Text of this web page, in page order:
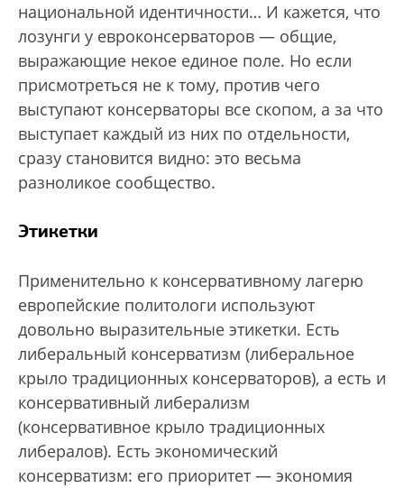
национальной идентичности… И кажется, что
лозунги у евроконсерваторов — общие,
выражающие некое единое поле. Но если
присмотреться не к тому, против чего
выступают консерваторы все скопом, а за что
выступает каждый из них по отдельности,
сразу становится видно: это весьма
разноликое сообщество.
Этикетки
Применительно к консервативному лагерю
европейские политологи используют
довольно выразительные этикетки. Есть
либеральный консерватизм (либеральное
крыло традиционных консерваторов), а есть и
консервативный либерализм
(консервативное крыло традиционных
либералов). Есть экономический
консерватизм: его приоритет — экономия